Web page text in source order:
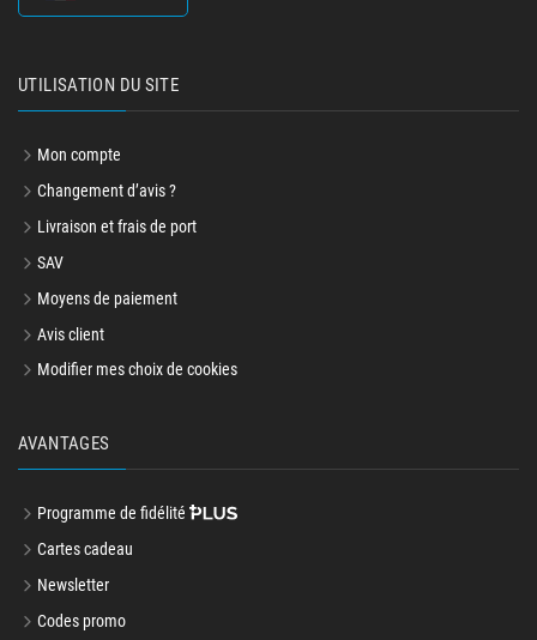
UTILISATION DU SITE
Mon compte
Changement d’avis ?
Livraison et frais de port
SAV
Moyens de paiement
Avis client
Modifier mes choix de cookies
AVANTAGES
Programme de fidélité
Cartes cadeau
Newsletter
Codes promo